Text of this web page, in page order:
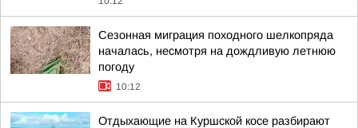
Сезонная миграция походного шелкопряда
началась, несмотря на дождливую летнюю
погоду
10:12
Отдыхающие на Куршской косе разбирают